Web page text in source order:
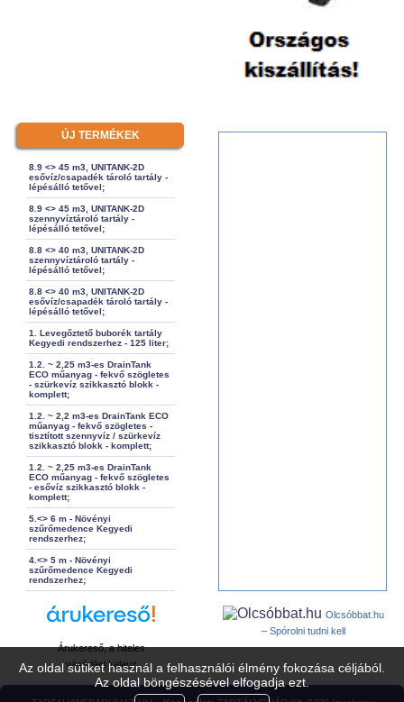
Az oldal sütiket használ a felhasználói élmény fokozása céljából.
Az oldal böngészésével elfogadja ezt.
ÚJ TERMÉKEK
8.9 <> 45 m3, UNITANK-2D
esővíz/csapadék tároló tartály -
lépésálló tetővel;
8.9 <> 45 m3, UNITANK-2D
szennyvíztároló tartály -
lépésálló tetővel;
8.8 <> 40 m3, UNITANK-2D
szennyvíztároló tartály -
lépésálló tetővel;
8.8 <> 40 m3, UNITANK-2D
esővíz/csapadék tároló tartály -
lépésálló tetővel;
1. Levegőztető buborék tartály
Kegyedi rendszerhez - 125 liter;
1.2. ~ 2,25 m3-es DrainTank
ECO műanyag - fekvő szögletes
- szürkevíz szikkasztó blokk -
komplett;
1.2. ~ 2,2 m3-es DrainTank ECO
műanyag - fekvő szögletes -
tisztított szennyvíz / szürkevíz
szikkasztó blokk - komplett;
1.2. ~ 2,25 m3-es DrainTank
ECO műanyag - fekvő szögletes
- esővíz szikkasztó blokk -
komplett;
5.<> 6 m - Növényi
szűrőmedence Kegyedi
rendszerhez;
4.<> 5 m - Növényi
szűrőmedence Kegyedi
rendszerhez;
Árukereső, a hiteles
vásárlási kalauz
Olcsóbbat.hu
– Spórolni tudni kell